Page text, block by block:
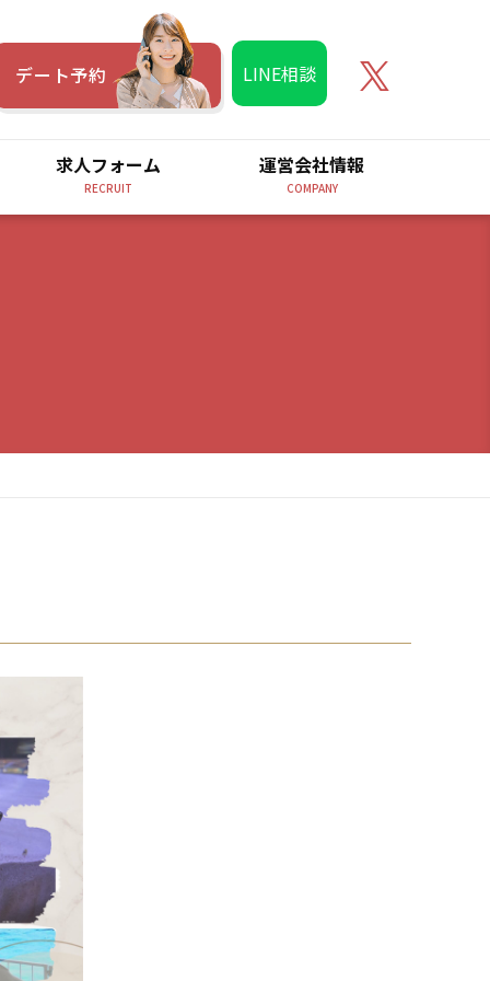
デート予約 LINE相談
求人フォーム
RECRUIT
運営会社情報
COMPANY